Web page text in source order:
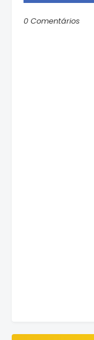
0 Comentários